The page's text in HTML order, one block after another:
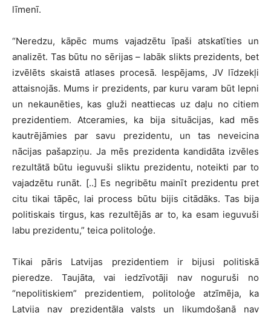
līmenī.
“Neredzu, kāpēc mums vajadzētu īpaši atskatīties un
analizēt. Tas būtu no sērijas – labāk slikts prezidents, bet
izvēlēts skaistā atlases procesā. Iespējams, JV līdzekļi
attaisnojās. Mums ir prezidents, par kuru varam būt lepni
un nekaunēties, kas gluži neattiecas uz daļu no citiem
prezidentiem. Atceramies, ka bija situācijas, kad mēs
kautrējāmies par savu prezidentu, un tas neveicina
nācijas pašapziņu. Ja mēs prezidenta kandidāta izvēles
rezultātā būtu ieguvuši sliktu prezidentu, noteikti par to
vajadzētu runāt. [..] Es negribētu mainīt prezidentu pret
citu tikai tāpēc, lai process būtu bijis citādāks. Tas bija
politiskais tirgus, kas rezultējās ar to, ka esam ieguvuši
labu prezidentu,” teica politoloģe.
Tikai pāris Latvijas prezidentiem ir bijusi politiskā
pieredze. Taujāta, vai iedzīvotāji nav noguruši no
“nepolitiskiem” prezidentiem, politoloģe atzīmēja, ka
Latvija nav prezidentāla valsts un likumdošanā nav